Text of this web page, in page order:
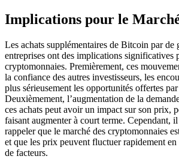
Implications pour le
Les achats supplémentaires de Bitcoin par de
entreprises ont des implications significatives
cryptomonnaies. Premièrement, ces
la confiance des autres investisseurs, les
plus sérieusement les opportunités offertes
Deuxièmement, l’augmentation de la
ces achats peut avoir un impact sur son prix,
faisant augmenter à court terme. Cependant, il
rappeler que le marché des cryptomonnaies
et que les prix peuvent fluctuer rapidement en
de facteurs.